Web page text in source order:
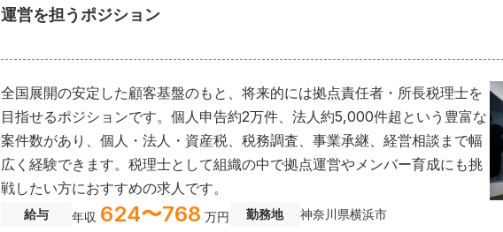
運営を担うポジション
全国展開の安定した顧客基盤のもと、将来的には拠点責任者・所長税理士を
目指せるポジションです。個人申告約2万件、法人約5,000件超という豊富な
案件数があり、個人・法人・資産税、税務調査、事業承継、経営相談まで幅
広く経験できます。税理士として組織の中で拠点運営やメンバー育成にも挑
戦したい方におすすめの求人です。
給与 年収 624〜768 万円 勤務地 神奈川県横浜市